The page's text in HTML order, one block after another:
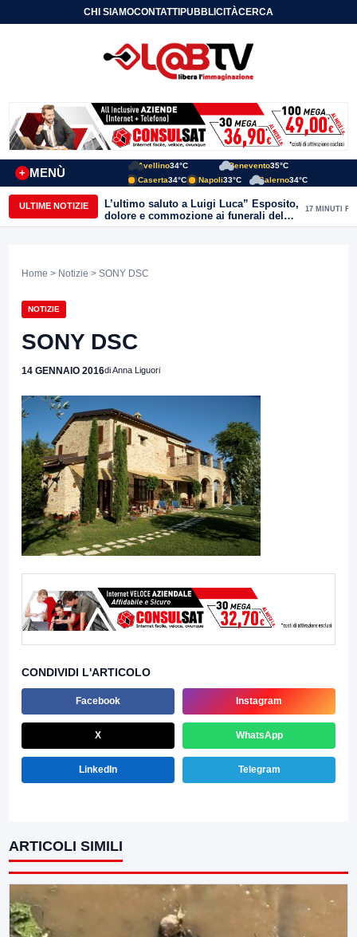
CHI SIAMOCONTATTIPUBBLICITÀCERCA
MENÙ
+
Avellino34°C Benevento35°C
Caserta34°C Napoli33°C Salerno34°C
ULTIME NOTIZIE
L’ultimo saluto a Luigi Luca” Esposito,
dolore e commozione ai funerali del
giornalista ucciso
17 MINUTI FA
Home > Notizie > SONY DSC
NOTIZIE
SONY DSC
14 GENNAIO 2016di Anna Liguori
CONDIVIDI L'ARTICOLO
Facebook Instagram
X WhatsApp
LinkedIn Telegram
ARTICOLI SIMILI